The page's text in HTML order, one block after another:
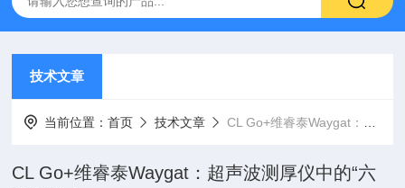
技术文章
当前位置：首页 技术文章 CL Go+维睿泰Waygat：超声波测厚仪中的“六边形战士
CL Go+维睿泰Waygat：超声波测厚仪中的“六